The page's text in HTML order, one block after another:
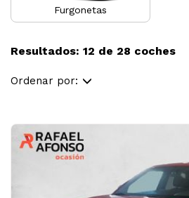
Furgonetas
Resultados: 12 de 28 coches
Ordenar por: